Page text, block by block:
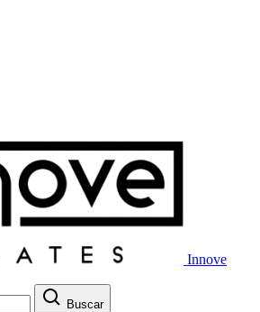
Innove
Buscar